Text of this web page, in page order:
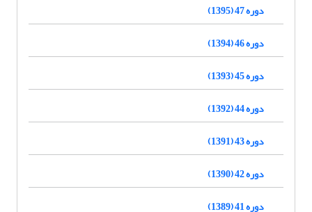
دوره 47 (1395)
دوره 46 (1394)
دوره 45 (1393)
دوره 44 (1392)
دوره 43 (1391)
دوره 42 (1390)
دوره 41 (1389)